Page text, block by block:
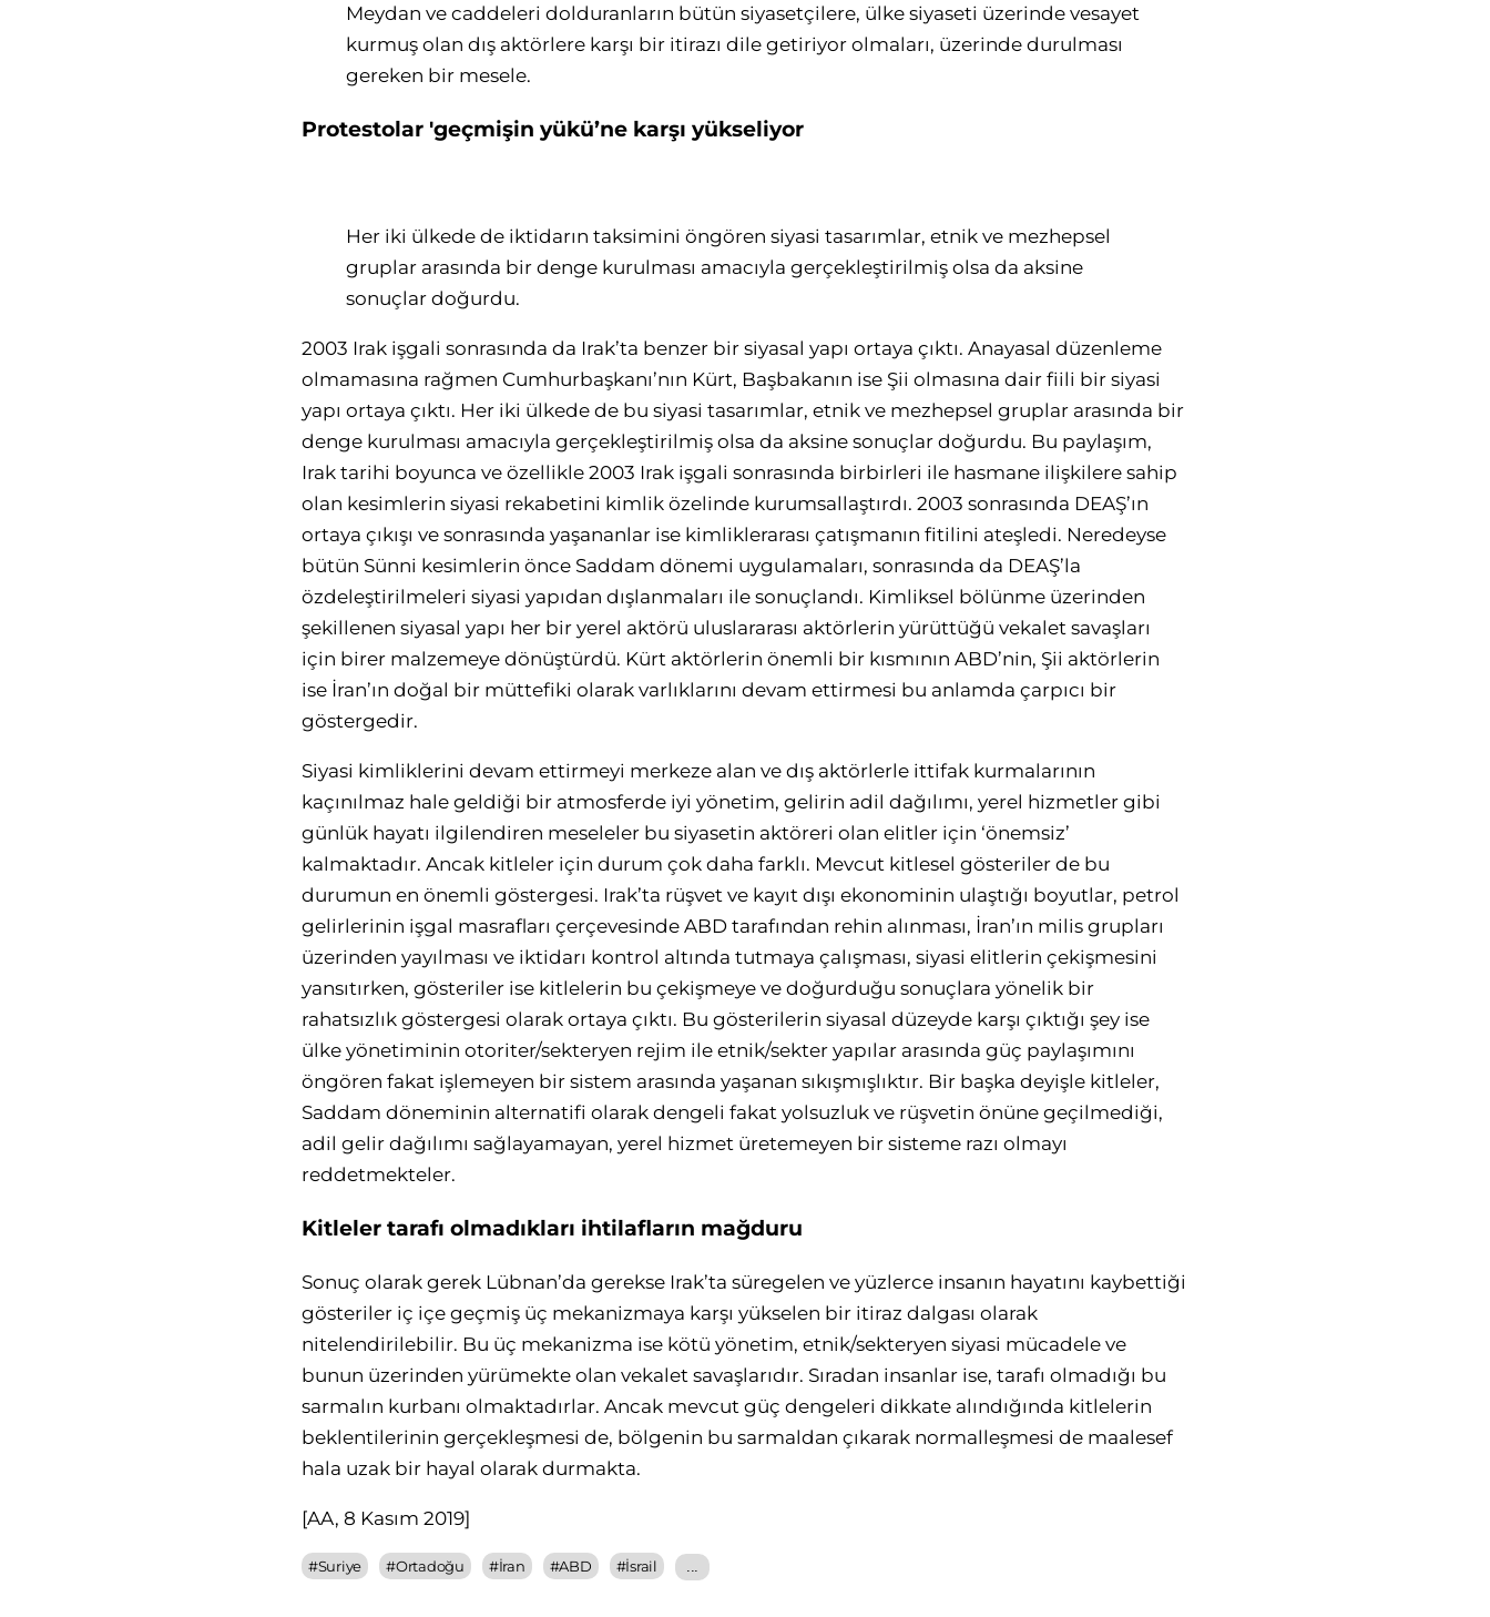
Meydan ve caddeleri dolduranların bütün siyasetçilere, ülke siyaseti üzerinde vesayet
kurmuş olan dış aktörlere karşı bir itirazı dile getiriyor olmaları, üzerinde durulması
gereken bir mesele.
Protestolar 'geçmişin yükü’ne karşı yükseliyor
Her iki ülkede de iktidarın taksimini öngören siyasi tasarımlar, etnik ve mezhepsel
gruplar arasında bir denge kurulması amacıyla gerçekleştirilmiş olsa da aksine
sonuçlar doğurdu.
2003 Irak işgali sonrasında da Irak’ta benzer bir siyasal yapı ortaya çıktı. Anayasal düzenleme
olmamasına rağmen Cumhurbaşkanı’nın Kürt, Başbakanın ise Şii olmasına dair fiili bir siyasi
yapı ortaya çıktı. Her iki ülkede de bu siyasi tasarımlar, etnik ve mezhepsel gruplar arasında bir
denge kurulması amacıyla gerçekleştirilmiş olsa da aksine sonuçlar doğurdu. Bu paylaşım,
Irak tarihi boyunca ve özellikle 2003 Irak işgali sonrasında birbirleri ile hasmane ilişkilere sahip
olan kesimlerin siyasi rekabetini kimlik özelinde kurumsallaştırdı. 2003 sonrasında DEAŞ’ın
ortaya çıkışı ve sonrasında yaşananlar ise kimliklerarası çatışmanın fitilini ateşledi. Neredeyse
bütün Sünni kesimlerin önce Saddam dönemi uygulamaları, sonrasında da DEAŞ’la
özdeleştirilmeleri siyasi yapıdan dışlanmaları ile sonuçlandı. Kimliksel bölünme üzerinden
şekillenen siyasal yapı her bir yerel aktörü uluslararası aktörlerin yürüttüğü vekalet savaşları
için birer malzemeye dönüştürdü. Kürt aktörlerin önemli bir kısmının ABD’nin, Şii aktörlerin
ise İran’ın doğal bir müttefiki olarak varlıklarını devam ettirmesi bu anlamda çarpıcı bir
göstergedir.
Siyasi kimliklerini devam ettirmeyi merkeze alan ve dış aktörlerle ittifak kurmalarının
kaçınılmaz hale geldiği bir atmosferde iyi yönetim, gelirin adil dağılımı, yerel hizmetler gibi
günlük hayatı ilgilendiren meseleler bu siyasetin aktöreri olan elitler için ‘önemsiz’
kalmaktadır. Ancak kitleler için durum çok daha farklı. Mevcut kitlesel gösteriler de bu
durumun en önemli göstergesi. Irak’ta rüşvet ve kayıt dışı ekonominin ulaştığı boyutlar, petrol
gelirlerinin işgal masrafları çerçevesinde ABD tarafından rehin alınması, İran’ın milis grupları
üzerinden yayılması ve iktidarı kontrol altında tutmaya çalışması, siyasi elitlerin çekişmesini
yansıtırken, gösteriler ise kitlelerin bu çekişmeye ve doğurduğu sonuçlara yönelik bir
rahatsızlık göstergesi olarak ortaya çıktı. Bu gösterilerin siyasal düzeyde karşı çıktığı şey ise
ülke yönetiminin otoriter/sekteryen rejim ile etnik/sekter yapılar arasında güç paylaşımını
öngören fakat işlemeyen bir sistem arasında yaşanan sıkışmışlıktır. Bir başka deyişle kitleler,
Saddam döneminin alternatifi olarak dengeli fakat yolsuzluk ve rüşvetin önüne geçilmediği,
adil gelir dağılımı sağlayamayan, yerel hizmet üretemeyen bir sisteme razı olmayı
reddetmekteler.
Kitleler tarafı olmadıkları ihtilafların mağduru
Sonuç olarak gerek Lübnan’da gerekse Irak’ta süregelen ve yüzlerce insanın hayatını kaybettiği
gösteriler iç içe geçmiş üç mekanizmaya karşı yükselen bir itiraz dalgası olarak
nitelendirilebilir. Bu üç mekanizma ise kötü yönetim, etnik/sekteryen siyasi mücadele ve
bunun üzerinden yürümekte olan vekalet savaşlarıdır. Sıradan insanlar ise, tarafı olmadığı bu
sarmalın kurbanı olmaktadırlar. Ancak mevcut güç dengeleri dikkate alındığında kitlelerin
beklentilerinin gerçekleşmesi de, bölgenin bu sarmaldan çıkarak normalleşmesi de maalesef
hala uzak bir hayal olarak durmakta.
[AA, 8 Kasım 2019]
#Suriye #Ortadoğu #İran #ABD #İsrail ...